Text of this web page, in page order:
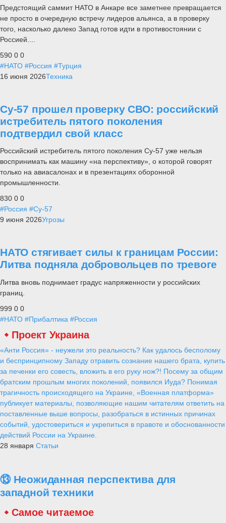
Предстоящий саммит НАТО в Анкаре все заметнее превращается
не просто в очередную встречу лидеров альянса, а в проверку
того, насколько далеко Запад готов идти в противостоянии с
Россией....
590 0 0
#НАТО #Россия #Турция
16 июня 2026Техника
Су-57 прошел проверку СВО: российский
истребитель пятого поколения
подтвердил свой класс
Российский истребитель пятого поколения Су-57 уже нельзя
воспринимать как машину «на перспективу», о которой говорят
только на авиасалонах и в презентациях оборонной
промышленности.
830 0 0
#Россия #Су-57
9 июня 2026Угрозы
НАТО стягивает силы к границам России:
Литва подняла добровольцев по тревоге
Литва вновь поднимает градус напряженности у российских
границ.
999 0 0
#НАТО #Прибалтика #Россия
Проект Украина
«Анти Россия» - неужели это реальность? Как удалось бесполому
и беспринципному Западу отравить сознание нашего брата, купить
за печенки его совесть, вложить в его руку нож?! Посему за общим
братским прошлым многих поколений, появился Иуда? Понимая
трагичность происходящего на Украине, «Военная платформа»
публикует материалы, позволяющие нашим читателям ответить на
поставленные выше вопросы, разобраться в истинных причинах
событий, удостовериться и укрепиться в правоте и обоснованности
действий России на Украине.
28 января Статьи
⑬ Неожиданная перспектива для
западной техники
Самое читаемое